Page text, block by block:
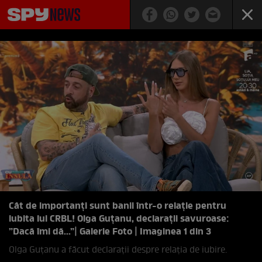
Cât de importanți sunt banii într-o relație pentru
iubita lui CRBL! Olga Guțanu, declarații savuroase:
”Dacă îmi dă...”| Galerie Foto | Imaginea 1 din 3
Olga Guțanu a făcut declarații despre relația de iubire.